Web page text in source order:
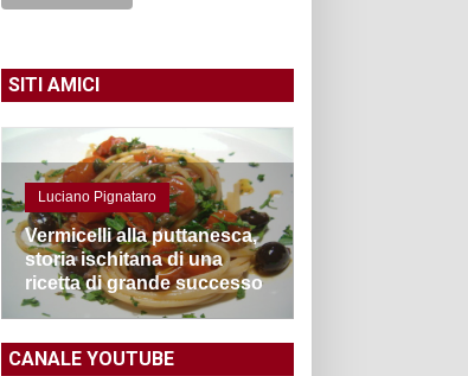
SITI AMICI
Luciano Pignataro
Vermicelli alla puttanesca,
storia ischitana di una
ricetta di grande successo
CANALE YOUTUBE